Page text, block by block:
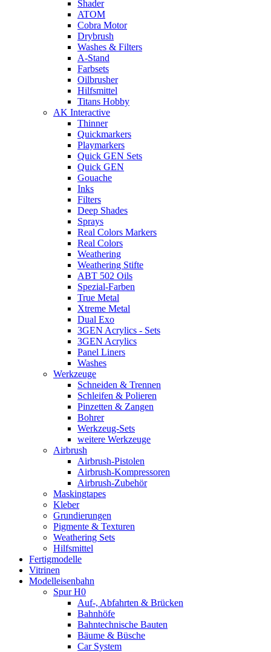
Shader
ATOM
Cobra Motor
Drybrush
Washes & Filters
A-Stand
Farbsets
Oilbrusher
Hilfsmittel
Titans Hobby
AK Interactive
Thinner
Quickmarkers
Playmarkers
Quick GEN Sets
Quick GEN
Gouache
Inks
Filters
Deep Shades
Sprays
Real Colors Markers
Real Colors
Weathering
Weathering Stifte
ABT 502 Oils
Spezial-Farben
True Metal
Xtreme Metal
Dual Exo
3GEN Acrylics - Sets
3GEN Acrylics
Panel Liners
Washes
Werkzeuge
Schneiden & Trennen
Schleifen & Polieren
Pinzetten & Zangen
Bohrer
Werkzeug-Sets
weitere Werkzeuge
Airbrush
Airbrush-Pistolen
Airbrush-Kompressoren
Airbrush-Zubehör
Maskingtapes
Kleber
Grundierungen
Pigmente & Texturen
Weathering Sets
Hilfsmittel
Fertigmodelle
Vitrinen
Modelleisenbahn
Spur H0
Auf-, Abfahrten & Brücken
Bahnhöfe
Bahntechnische Bauten
Bäume & Büsche
Car System